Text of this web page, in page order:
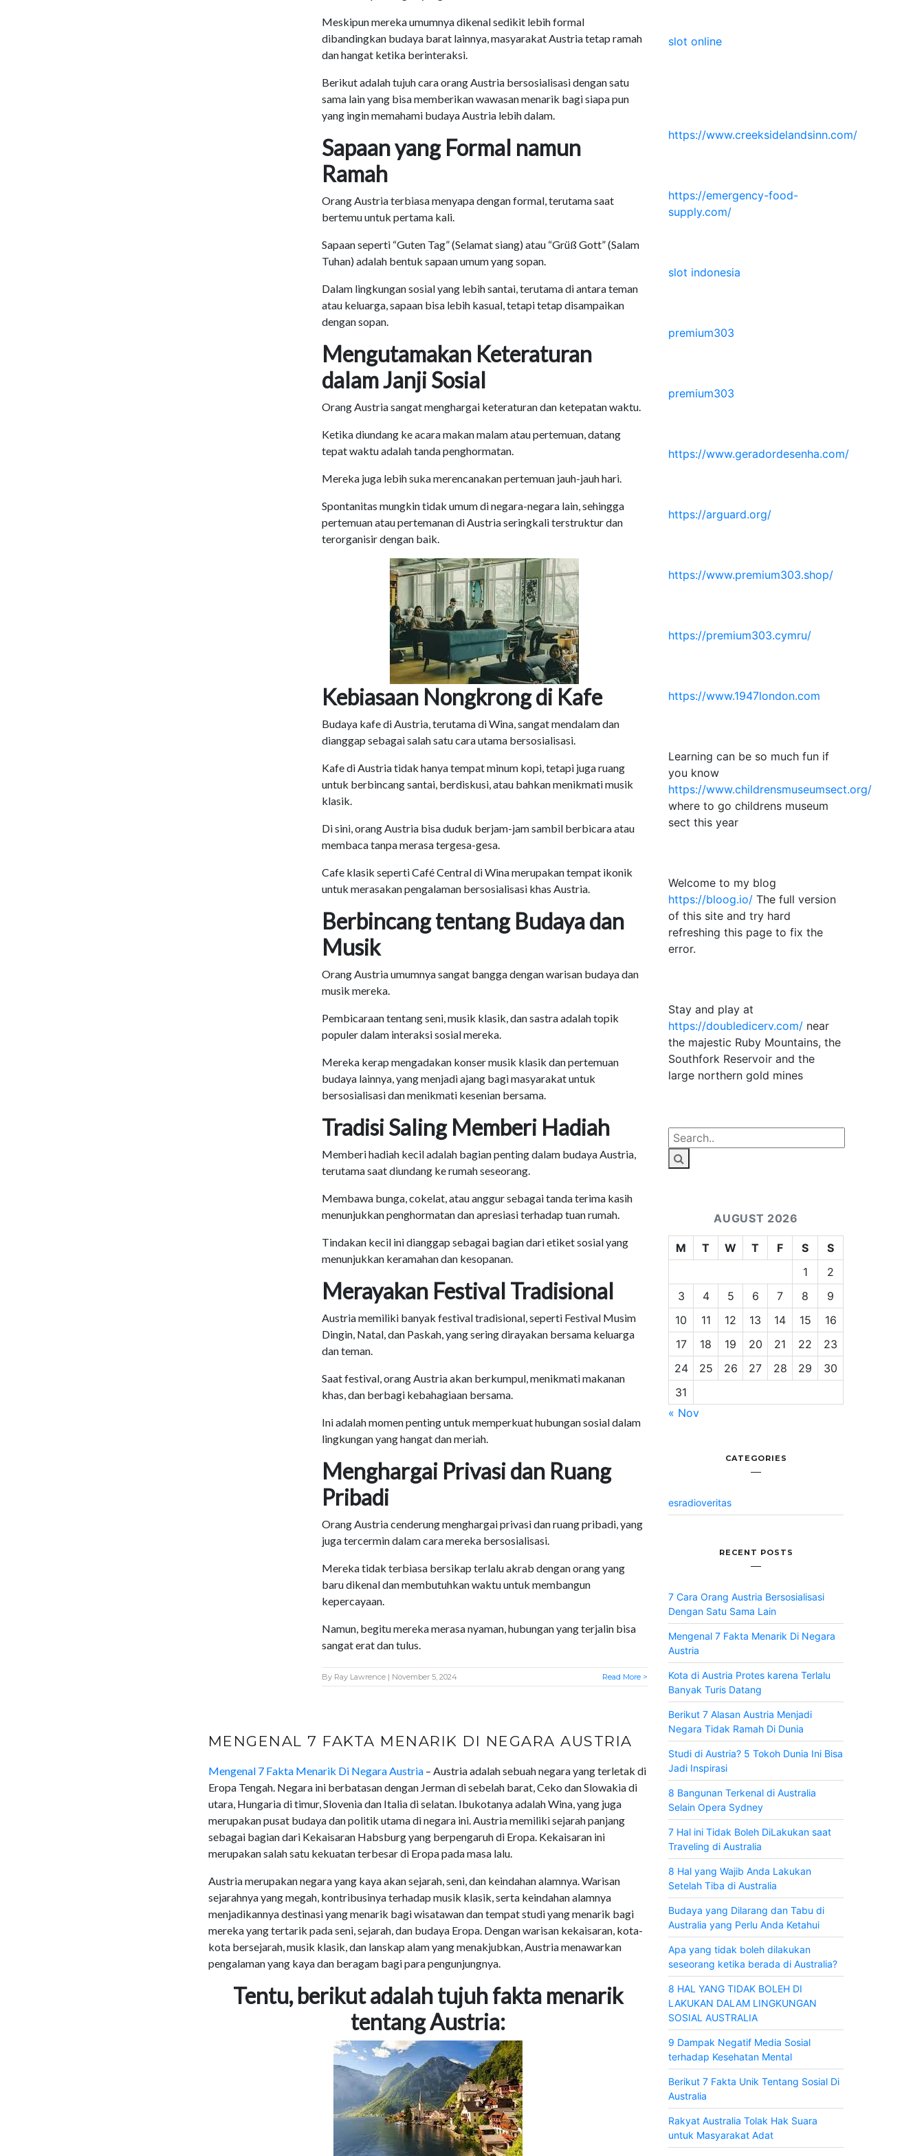
Meskipun mereka umumnya dikenal sedikit lebih formal
dibandingkan budaya barat lainnya, masyarakat Austria tetap ramah
dan hangat ketika berinteraksi.
Berikut adalah tujuh cara orang Austria bersosialisasi dengan satu
sama lain yang bisa memberikan wawasan menarik bagi siapa pun
yang ingin memahami budaya Austria lebih dalam.
Sapaan yang Formal namun
Ramah
Orang Austria terbiasa menyapa dengan formal, terutama saat
bertemu untuk pertama kali.
Sapaan seperti “Guten Tag” (Selamat siang) atau “Grüß Gott” (Salam
Tuhan) adalah bentuk sapaan umum yang sopan.
Dalam lingkungan sosial yang lebih santai, terutama di antara teman
atau keluarga, sapaan bisa lebih kasual, tetapi tetap disampaikan
dengan sopan.
Mengutamakan Keteraturan
dalam Janji Sosial
Orang Austria sangat menghargai keteraturan dan ketepatan waktu.
Ketika diundang ke acara makan malam atau pertemuan, datang
tepat waktu adalah tanda penghormatan.
Mereka juga lebih suka merencanakan pertemuan jauh-jauh hari.
Spontanitas mungkin tidak umum di negara-negara lain, sehingga
pertemuan atau pertemanan di Austria seringkali terstruktur dan
terorganisir dengan baik.
Kebiasaan Nongkrong di Kafe
Budaya kafe di Austria, terutama di Wina, sangat mendalam dan
dianggap sebagai salah satu cara utama bersosialisasi.
Kafe di Austria tidak hanya tempat minum kopi, tetapi juga ruang
untuk berbincang santai, berdiskusi, atau bahkan menikmati musik
klasik.
Di sini, orang Austria bisa duduk berjam-jam sambil berbicara atau
membaca tanpa merasa tergesa-gesa.
Cafe klasik seperti Café Central di Wina merupakan tempat ikonik
untuk merasakan pengalaman bersosialisasi khas Austria.
Berbincang tentang Budaya dan
Musik
Orang Austria umumnya sangat bangga dengan warisan budaya dan
musik mereka.
Pembicaraan tentang seni, musik klasik, dan sastra adalah topik
populer dalam interaksi sosial mereka.
Mereka kerap mengadakan konser musik klasik dan pertemuan
budaya lainnya, yang menjadi ajang bagi masyarakat untuk
bersosialisasi dan menikmati kesenian bersama.
Tradisi Saling Memberi Hadiah
Memberi hadiah kecil adalah bagian penting dalam budaya Austria,
terutama saat diundang ke rumah seseorang.
Membawa bunga, cokelat, atau anggur sebagai tanda terima kasih
menunjukkan penghormatan dan apresiasi terhadap tuan rumah.
Tindakan kecil ini dianggap sebagai bagian dari etiket sosial yang
menunjukkan keramahan dan kesopanan.
Merayakan Festival Tradisional
Austria memiliki banyak festival tradisional, seperti Festival Musim
Dingin, Natal, dan Paskah, yang sering dirayakan bersama keluarga
dan teman.
Saat festival, orang Austria akan berkumpul, menikmati makanan
khas, dan berbagi kebahagiaan bersama.
Ini adalah momen penting untuk memperkuat hubungan sosial dalam
lingkungan yang hangat dan meriah.
Menghargai Privasi dan Ruang
Pribadi
Orang Austria cenderung menghargai privasi dan ruang pribadi, yang
juga tercermin dalam cara mereka bersosialisasi.
Mereka tidak terbiasa bersikap terlalu akrab dengan orang yang
baru dikenal dan membutuhkan waktu untuk membangun
kepercayaan.
Namun, begitu mereka merasa nyaman, hubungan yang terjalin bisa
sangat erat dan tulus.
By Ray Lawrence| November 5, 2024 Read More >
MENGENAL 7 FAKTA MENARIK DI NEGARA AUSTRIA
Mengenal 7 Fakta Menarik Di Negara Austria– Austria adalah sebuah negara yang terletak di
Eropa Tengah. Negara ini berbatasan dengan Jerman di sebelah barat, Ceko dan Slowakia di
utara, Hungaria di timur, Slovenia dan Italia di selatan. Ibukotanya adalah Wina, yang juga
merupakan pusat budaya dan politik utama di negara ini. Austria memiliki sejarah panjang
sebagai bagian dari Kekaisaran Habsburg yang berpengaruh di Eropa. Kekaisaran ini
merupakan salah satu kekuatan terbesar di Eropa pada masa lalu.
Austria merupakan negara yang kaya akan sejarah, seni, dan keindahan alamnya. Warisan
sejarahnya yang megah, kontribusinya terhadap musik klasik, serta keindahan alamnya
menjadikannya destinasi yang menarik bagi wisatawan dan tempat studi yang menarik bagi
mereka yang tertarik pada seni, sejarah, dan budaya Eropa. Dengan warisan kekaisaran, kota-
kota bersejarah, musik klasik, dan lanskap alam yang menakjubkan, Austria menawarkan
pengalaman yang kaya dan beragam bagi para pengunjungnya.
Tentu, berikut adalah tujuh fakta menarik
tentang Austria:
slot online
https://www.creeksidelandsinn.com/
https://emergency-food-
supply.com/
slot indonesia
premium303
premium303
https://www.geradordesenha.com/
https://arguard.org/
https://www.premium303.shop/
https://premium303.cymru/
https://www.1947london.com
Learning can be so much fun if
you know
https://www.childrensmuseumsect.org/
where to go childrens museum
sect this year
Welcome to my blog
https://bloog.io/ The full version
of this site and try hard
refreshing this page to fix the
error.
Stay and play at
https://doubledicerv.com/ near
the majestic Ruby Mountains, the
Southfork Reservoir and the
large northern gold mines
AUGUST 2026
M T W T F S
S
1
2
3
4 5 6 7 8
9
10
11 12 13 14 15
16
17
18 19 20 21 22
23
24
25 26 27 28 29
30
31
« Nov
CATEGORIES
esradioveritas
RECENT POSTS
7 Cara Orang Austria Bersosialisasi
Dengan Satu Sama Lain
Mengenal 7 Fakta Menarik Di Negara
Austria
Kota di Austria Protes karena Terlalu
Banyak Turis Datang
Berikut 7 Alasan Austria Menjadi
Negara Tidak Ramah Di Dunia
Studi di Austria? 5 Tokoh Dunia Ini Bisa
Jadi Inspirasi
8 Bangunan Terkenal di Australia
Selain Opera Sydney
7 Hal ini Tidak Boleh DiLakukan saat
Traveling di Australia
8 Hal yang Wajib Anda Lakukan
Setelah Tiba di Australia
Budaya yang Dilarang dan Tabu di
Australia yang Perlu Anda Ketahui
Apa yang tidak boleh dilakukan
seseorang ketika berada di Australia?
8 HAL YANG TIDAK BOLEH DI
LAKUKAN DALAM LINGKUNGAN
SOSIAL AUSTRALIA
9 Dampak Negatif Media Sosial
terhadap Kesehatan Mental
Berikut 7 Fakta Unik Tentang Sosial Di
Australia
Rakyat Australia Tolak Hak Suara
untuk Masyarakat Adat